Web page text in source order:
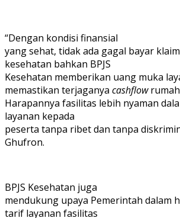
“Dengan kondisi finansial
yang sehat, tidak ada gagal bayar
kesehatan bahkan BPJS
Kesehatan memberikan uang muka
memastikan terjaganya cashflow
Harapannya fasilitas lebih nyaman
layanan kepada
peserta tanpa ribet dan tanpa
Ghufron.
BPJS Kesehatan juga
mendukung upaya Pemerintah dalam
tarif layanan fasilitas